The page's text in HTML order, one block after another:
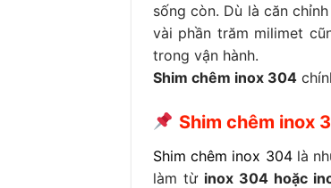
sống còn. Dù là căn
vài phần trăm milimet
trong vận hành.
Shim chêm inox 304
Shim chêm inox
Shim chêm inox 304là
làm từ inox 304 hoặc